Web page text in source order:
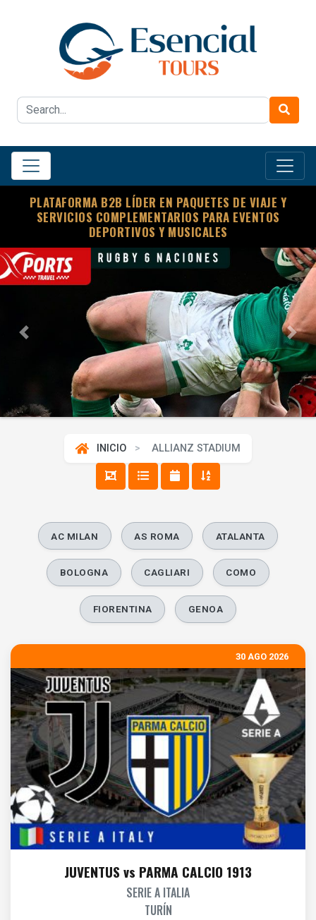
PLATAFORMA B2B LÍDER EN PAQUETES DE VIAJE Y
SERVICIOS COMPLEMENTARIOS PARA EVENTOS
DEPORTIVOS Y MUSICALES
Previous Next
INICIO ALLIANZ STADIUM
AC MILAN AS ROMA ATALANTA
BOLOGNA CAGLIARI COMO
FIORENTINA GENOA
30 AGO 2026
JUVENTUS vs PARMA CALCIO 1913
SERIE A ITALIA
TURÍN